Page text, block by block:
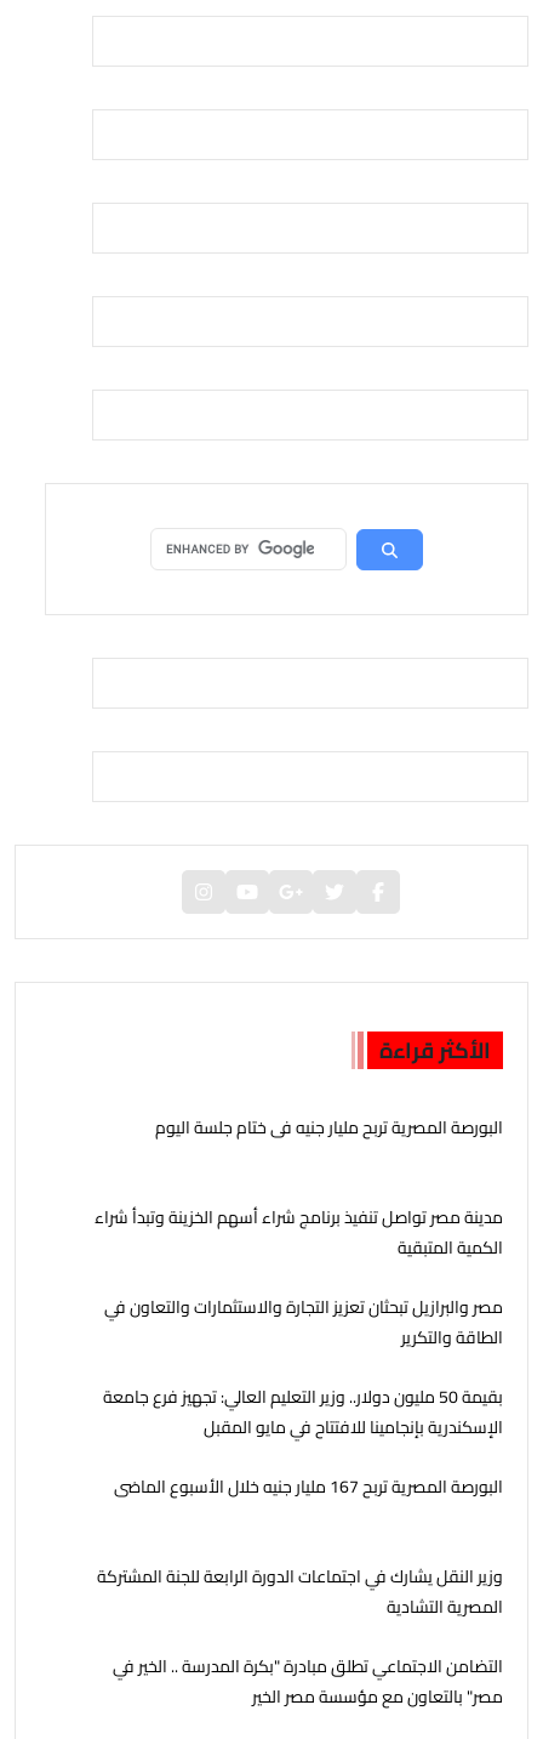
الأكثر قراءة
البورصة المصرية تربح مليار جنيه فى ختام جلسة اليوم
مدينة مصر تواصل تنفيذ برنامج شراء أسهم الخزينة وتبدأ شراء
الكمية المتبقية
مصر والبرازيل تبحثان تعزيز التجارة والاستثمارات والتعاون في
الطاقة والتكرير
بقيمة 50 مليون دولار.. وزير التعليم العالي: تجهيز فرع جامعة
الإسكندرية بإنجامينا للافتتاح في مايو المقبل
البورصة المصرية تربح 167 مليار جنيه خلال الأسبوع الماضى
وزير النقل يشارك في اجتماعات الدورة الرابعة للجنة المشتركة
المصرية التشادية
التضامن الاجتماعي تطلق مبادرة "بكرة المدرسة .. الخير في
مصر" بالتعاون مع مؤسسة مصر الخير